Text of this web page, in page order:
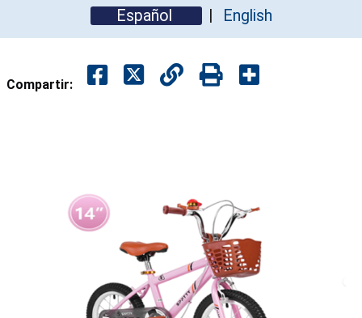
Español English
Compartir: